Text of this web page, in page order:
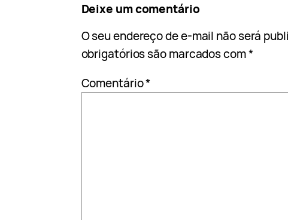
Deixe um comentário
O seu endereço de e-mail não será
obrigatórios são marcados com*
Comentário*